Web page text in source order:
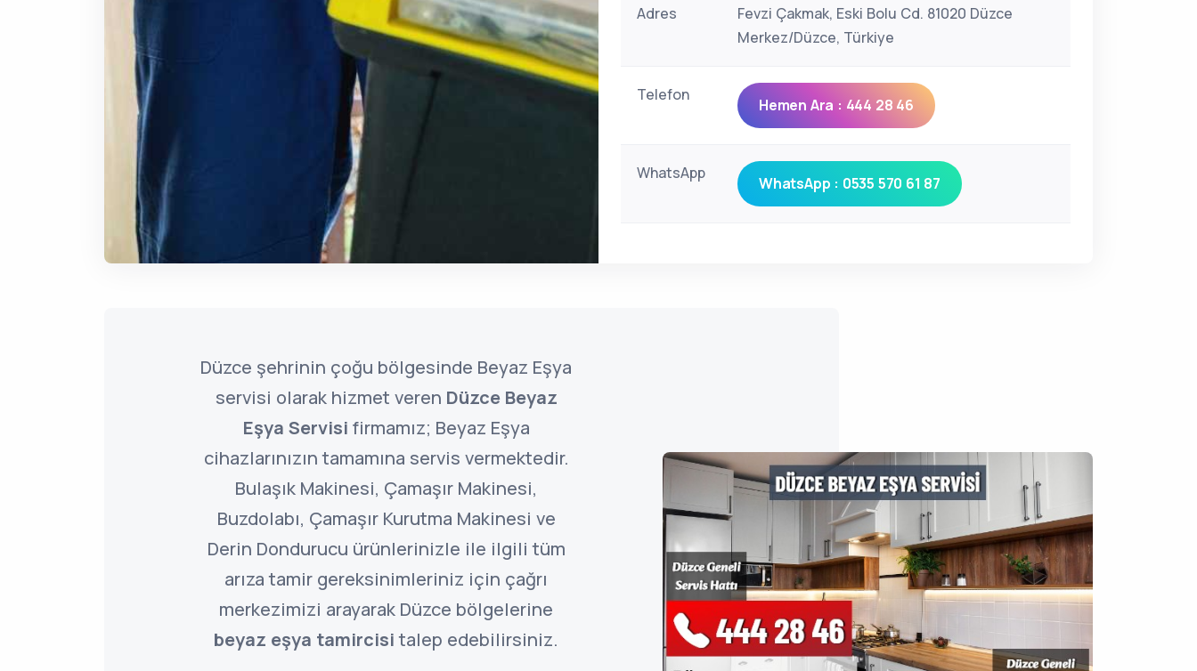
Adres
Fevzi Çakmak, Eski Bolu Cd. 81020 Düzce
Merkez/Düzce, Türkiye
Telefon
Hemen Ara : 444 28 46
WhatsApp
WhatsApp : 0535 570 61 87
Düzce şehrinin çoğu bölgesinde Beyaz Eşya
servisi olarak hizmet veren Düzce Beyaz
Eşya Servisi firmamız; Beyaz Eşya
cihazlarınızın tamamına servis vermektedir.
Bulaşık Makinesi, Çamaşır Makinesi,
Buzdolabı, Çamaşır Kurutma Makinesi ve
Derin Dondurucu ürünlerinizle ile ilgili tüm
arıza tamir gereksinimleriniz için çağrı
merkezimizi arayarak Düzce bölgelerine
beyaz eşya tamircisitalep edebilirsiniz.